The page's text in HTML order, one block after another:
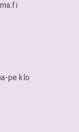
pe klo